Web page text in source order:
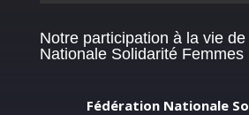
Notre participation à la vie
Nationale Solidarité Femmes
Fédération Nationale